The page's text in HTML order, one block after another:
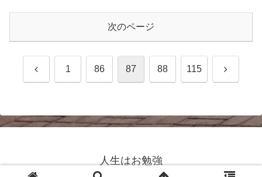
次のページ
前 1 86 87 88 115 次
人生はお勉強